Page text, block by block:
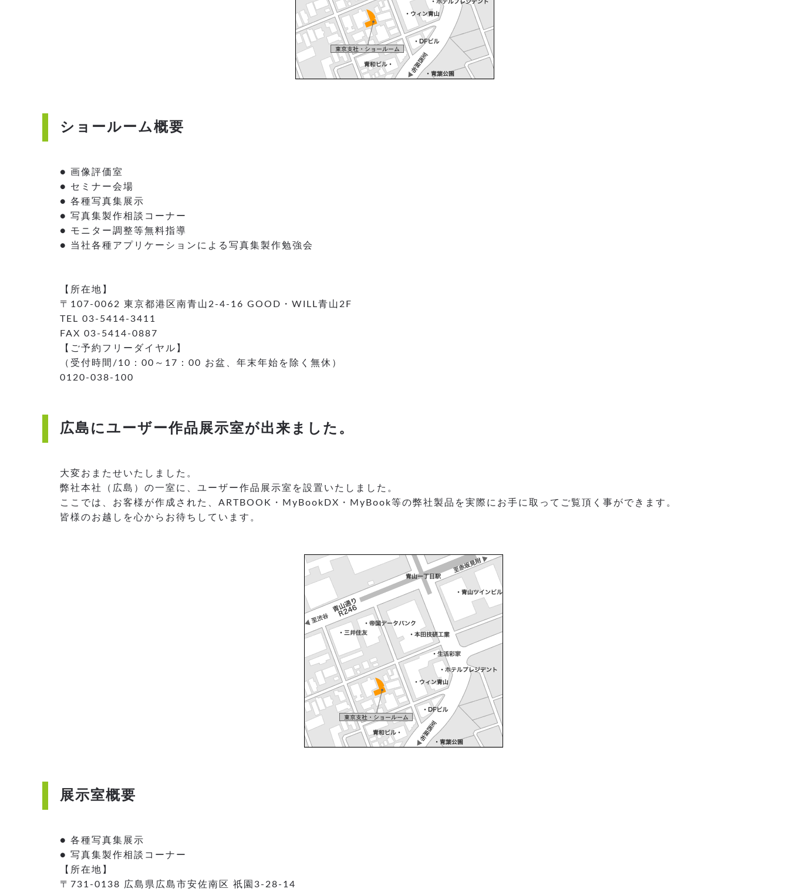
ショールーム概要
● 画像評価室
● セミナー会場
● 各種写真集展示
● 写真集製作相談コーナー
● モニター調整等無料指導
● 当社各種アプリケーションによる写真集製作勉強会
【所在地】
〒107-0062 東京都港区南青山2-4-16 GOOD・WILL青山2F
TEL 03-5414-3411
FAX 03-5414-0887
【ご予約フリーダイヤル】
（受付時間/10：00～17：00 お盆、年末年始を除く無休）
0120-038-100
広島にユーザー作品展示室が出来ました。
大変おまたせいたしました。
弊社本社（広島）の一室に、ユーザー作品展示室を設置いたしました。
ここでは、お客様が作成された、ARTBOOK・MyBookDX・MyBook等の弊社製品を実際にお手に取ってご覧頂く事ができます。
皆様のお越しを心からお待ちしています。
展示室概要
● 各種写真集展示
● 写真集製作相談コーナー
【所在地】
〒731-0138 広島県広島市安佐南区 祇園3-28-14